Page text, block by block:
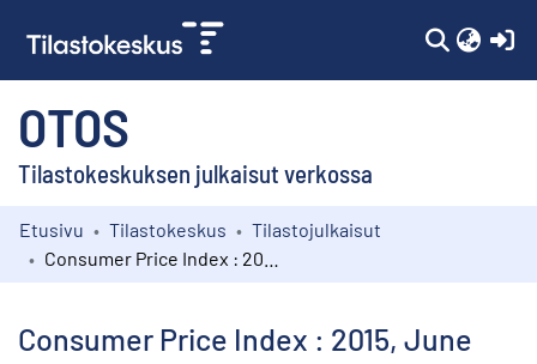
OTOS
Tilastokeskuksen julkaisut verkossa
Kokoelmat
Etusivu Tilastokeskus
Tilastojulkaisut
Consumer Price Index : 2015, June